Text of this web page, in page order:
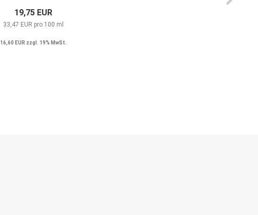
19,75 EUR
33,47 EUR pro 100 ml
16,60 EUR zzgl. 19% MwSt.